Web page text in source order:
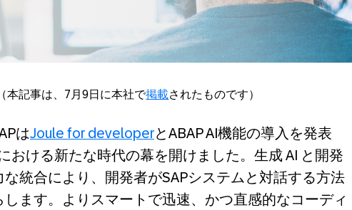
（本記事は、 7 月9日に本社で掲載されたものです）
はJoule for developerとABAP AI機能の導入を発表
おける新たな時代の幕を開けました。生成AI と開発
な統合により、開発者がSAPシステムと対話する方法
します。よりスマートで迅速、かつ直感的なコーディ